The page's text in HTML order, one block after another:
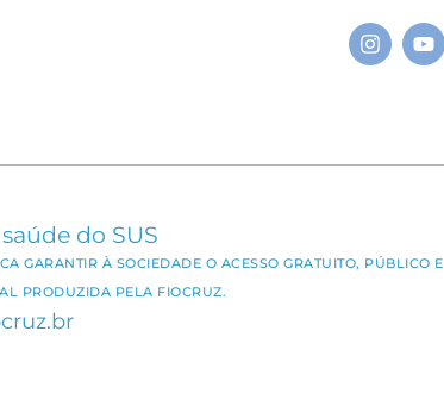
do SUS
GARANTIR À SOCIEDADE O ACESSO GRATUITO, PÚBLICO E
PRODUZIDA PELA FIOCRUZ.